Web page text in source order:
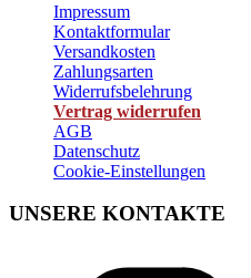
Impressum
Kontaktformular
Versandkosten
Zahlungsarten
Widerrufsbelehrung
Vertrag widerrufen
AGB
Datenschutz
Cookie-Einstellungen
UNSERE KONTAKTE